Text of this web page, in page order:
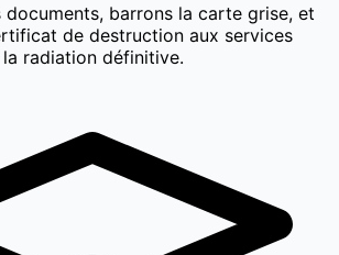
barrons la carte grise, et
de destruction aux services
radiation définitive.